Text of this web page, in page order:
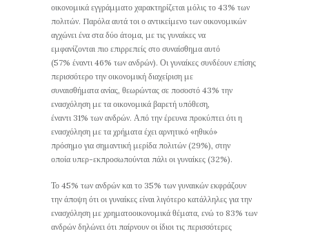
οικονομικά εγγράμματο χαρακτηρίζεται μόλις το 43% των
πολιτών. Παρόλα αυτά τοι ο αντικείμενο των οικονομικών
αγχώνει ένα στα δύο άτομα, με τις γυναίκες να
εμφανίζονται πιο επιρρεπείς στο συναίσθημα αυτό
(57% έναντι 46% των ανδρών). Οι γυναίκες συνδέουν επίσης
περισσότερο την οικονομική διαχείριση με
συναισθήματα ανίας, θεωρώντας σε ποσοστό 43% την
ενασχόληση με τα οικονομικά βαρετή υπόθεση,
έναντι 31% των ανδρών. Από την έρευνα προκύπτει ότι η
ενασχόληση με τα χρήματα έχει αρνητικό «ηθικό»
πρόσημο για σημαντική μερίδα πολιτών (29%), στην
οποία υπερ-εκπροσωπούνται πάλι οι γυναίκες (32%).
Το 45% των ανδρών και το 35% των γυναικών εκφράζουν
την άποψη ότι οι γυναίκες είναι λιγότερο κατάλληλες για την
ενασχόληση με χρηματοοικονομικά θέματα, ενώ το 83% των
ανδρών δηλώνει ότι παίρνουν οι ίδιοι τις περισσότερες